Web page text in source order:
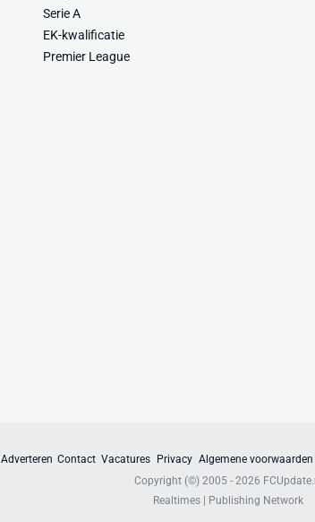
Serie A
EK-kwalificatie
Premier League
Adverteren Contact Vacatures Privacy Algemene voorwaarden
Copyright (©) 2005 - 2026
Realtimes | Publishing Network